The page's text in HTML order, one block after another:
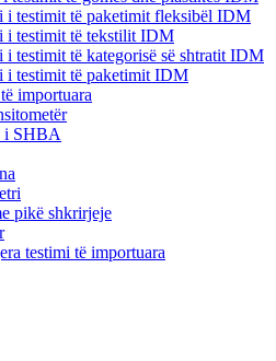
i testimit të paketimit fleksibël IDM
i testimit të tekstilit IDM
i testimit të kategorisë së shtratit IDM
i testimit të paketimit IDM
importuara
SHBA
pikë shkrirjeje
testimi të importuara